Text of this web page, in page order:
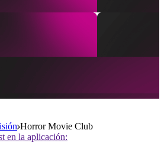
Horror Movie Club
en la aplicación: